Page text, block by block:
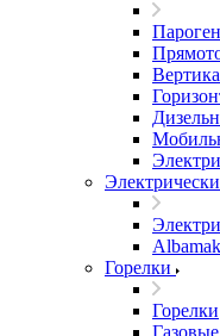
Горелки
Горелки
Газовые